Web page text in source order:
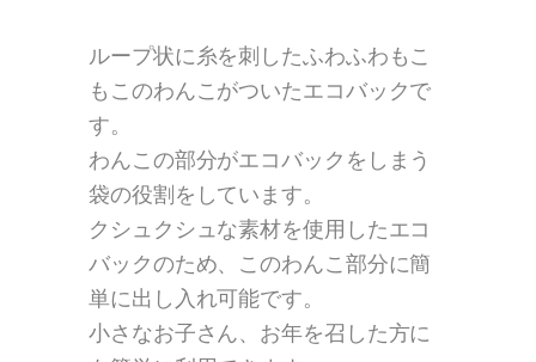
ループ状に糸を刺したふわふわもこ
もこのわんこがついたエコバックで
す。
わんこの部分がエコバックをしまう
袋の役割をしています。
クシュクシュな素材を使用したエコ
バックのため、このわんこ部分に簡
単に出し入れ可能です。
小さなお子さん、お年を召した方に